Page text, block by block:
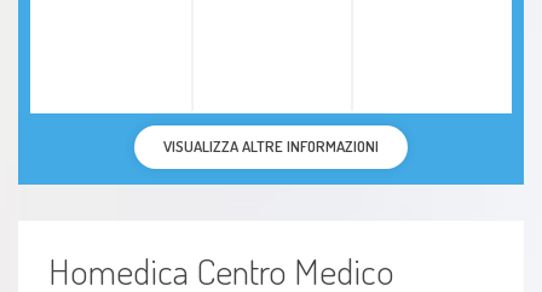
VISUALIZZA ALTRE INFORMAZIONI
Homedica Centro Medico